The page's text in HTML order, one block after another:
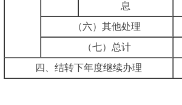
息
（六）其他处理
（七）总计
四、结转下年度继续办理